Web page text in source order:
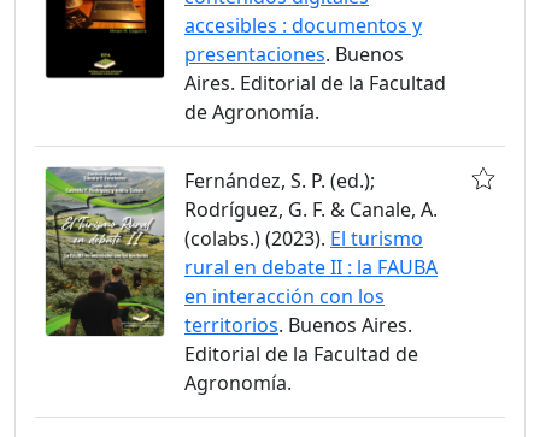
accesibles : documentos y
presentaciones. Buenos
Aires. Editorial de la Facultad
de Agronomía.
Fernández, S. P. (ed.);
Rodríguez, G. F. & Canale, A.
(colabs.) (2023). El turismo
rural en debate II : la FAUBA
en interacción con los
territorios. Buenos Aires.
Editorial de la Facultad de
Agronomía.